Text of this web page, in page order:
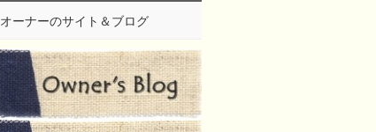
オーナーのサイト＆ブログ